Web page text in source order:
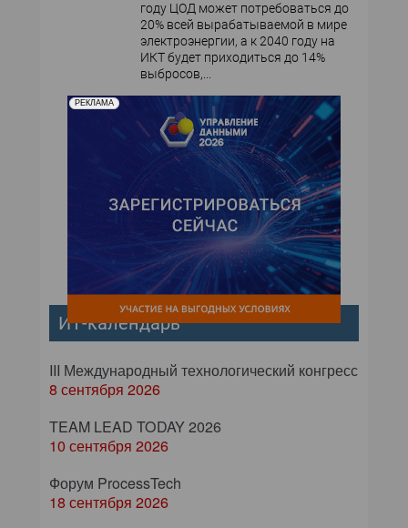
году ЦОД может потребоваться до
20% всей вырабатываемой в мире
электроэнергии, а к 2040 году на
ИКТ будет приходиться до 14%
выбросов,...
РЕКЛАМА
ИТ-календарь
III Международный технологический конгресс
8 сентября 2026
TEAM LEAD TODAY 2026
10 сентября 2026
Форум ProcessTech
18 сентября 2026